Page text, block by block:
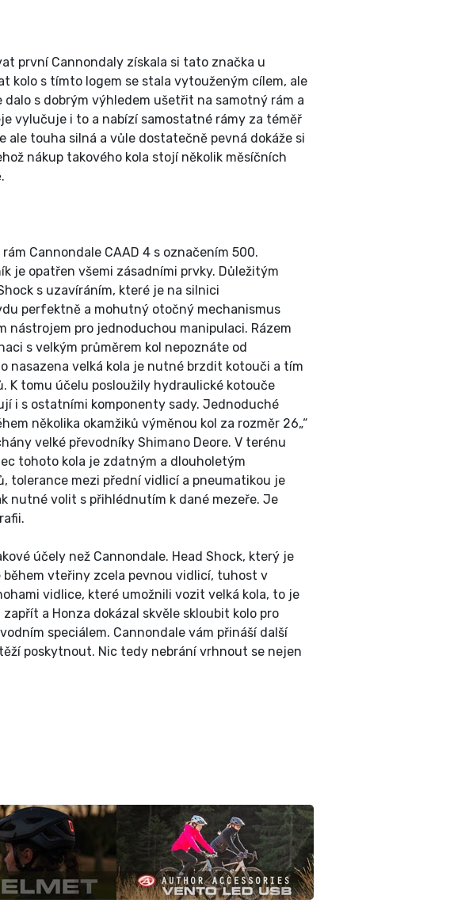
první Cannondaly získala si tato značka u
kolo s tímto logem se stala vytouženým cílem, ale
s dobrým výhledem ušetřit na samotný rám a
vylučuje i to a nabízí samostatné rámy za téměř
ale touha silná a vůle dostatečně pevná dokáže si
nákup takového kola stojí několik měsíčních
Cannondale CAAD 4 s označením 500.
je opatřen všemi zásadními prvky. Důležitým
s uzavíráním, které je na silnici
perfektně a mohutný otočný mechanismus
nástrojem pro jednoduchou manipulaci. Rázem
s velkým průměrem kol nepoznáte od
nasazena velká kola je nutné brzdit kotouči a tím
tomu účelu posloužily hydraulické kotouče
i s ostatními komponenty sady. Jednoduché
několika okamžiků výměnou kol za rozměr 26„“
velké převodníky Shimano Deore. V terénu
tohoto kola je zdatným a dlouholetým
tolerance mezi přední vidlicí a pneumatikou je
nutné volit s přihlédnutím k dané mezeře. Je
účely než Cannondale. Head Shock, který je
vteřiny zcela pevnou vidlicí, tuhost v
vidlice, které umožnili vozit velká kola, to je
a Honza dokázal skvěle skloubit kolo pro
speciálem. Cannondale vám přináší další
poskytnout. Nic tedy nebrání vrhnout se nejen